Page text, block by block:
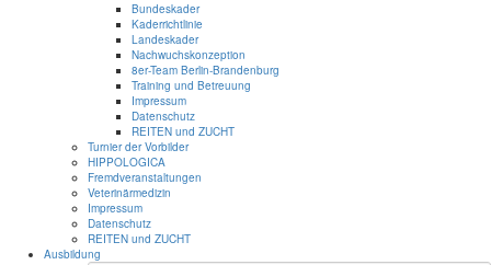
Bundeskader
Kaderrichtlinie
Landeskader
Nachwuchskonzeption
8er-Team Berlin-Brandenburg
Training und Betreuung
Impressum
Datenschutz
REITEN und ZUCHT
Turnier der Vorbilder
HIPPOLOGICA
Fremdveranstaltungen
Veterinärmedizin
Impressum
Datenschutz
REITEN und ZUCHT
Ausbildung